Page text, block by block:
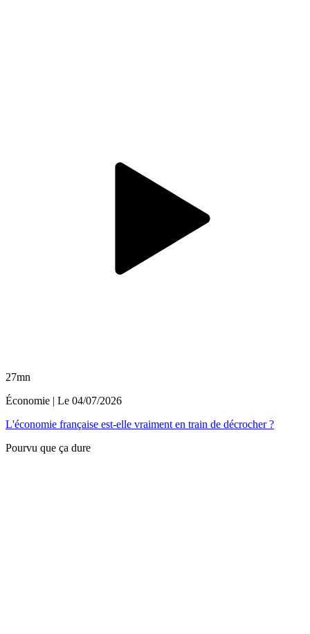
27mn
Économie | Le 04/07/2026
L'économie française est-elle vraiment en train de décrocher ?
Pourvu que ça dure